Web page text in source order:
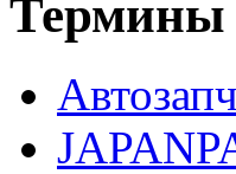
Термины